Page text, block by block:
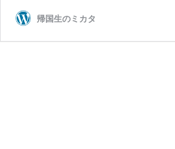
帰国生のミカタ